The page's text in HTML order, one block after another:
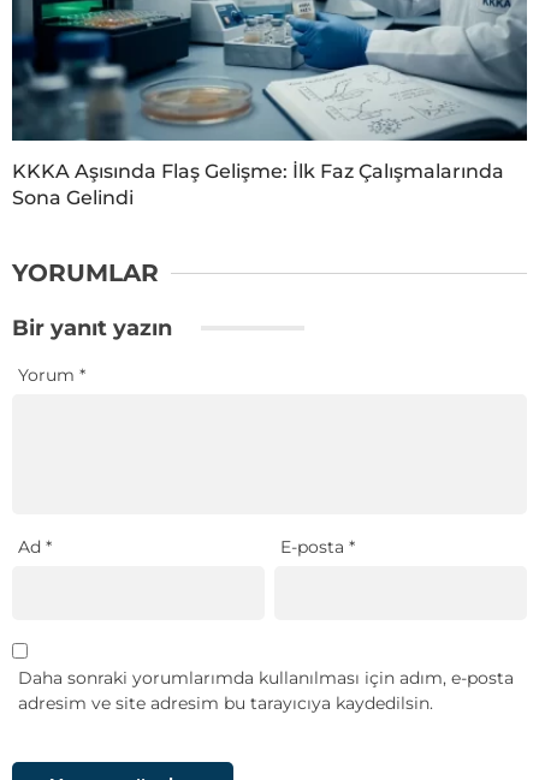
KKKA Aşısında Flaş Gelişme: İlk Faz Çalışmalarında
Sona Gelindi
YORUMLAR
Bir yanıt yazın
Yorum *
Ad * E-posta*
Daha sonraki yorumlarımda kullanılması için adım, e-posta
adresim ve site adresim bu tarayıcıya kaydedilsin.